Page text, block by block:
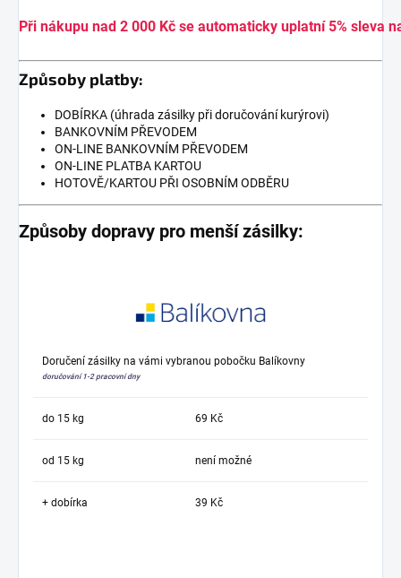
Při nákupu nad 2 000 Kč se automaticky uplatní 5% sleva
Způsoby platby:
DOBÍRKA (úhrada zásilky při doručování kurýrovi)
BANKOVNÍM PŘEVODEM
ON-LINE BANKOVNÍM PŘEVODEM
ON-LINE PLATBA KARTOU
HOTOVĚ/KARTOU PŘI OSOBNÍM ODBĚRU
Způsoby dopravy pro menší zásilky:
Doručení zásilky na vámi vybranou pobočku Balíkovny
doručování 1-2 pracovní dny
do 15 kg 69 Kč
od 15 kg není možné
+ dobírka 39 Kč